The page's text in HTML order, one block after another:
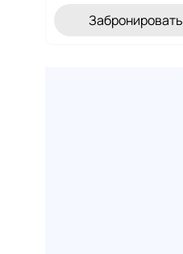
Забронировать